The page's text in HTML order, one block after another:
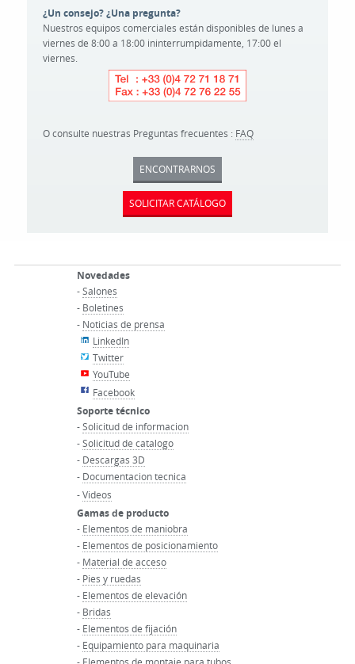
¿Un consejo? ¿Una pregunta?
Nuestros equipos comerciales están disponibles de lunes a
viernes de 8:00 a 18:00 ininterrumpidamente, 17:00 el
viernes.
O consulte nuestras Preguntas frecuentes : FAQ
ENCONTRARNOS
SOLICITAR CATÁLOGO
Novedades
-Salones
- Boletines
- Noticias de prensa
LinkedIn
Twitter
YouTube
Facebook
Soporte técnico
-Solicitud de informacion
-Solicitud de catalogo
- Descargas 3D
- Documentacion tecnica
-Videos
Gamas de producto
- Elementos de maniobra
- Elementos de posicionamiento
- Material de acceso
- Pies y ruedas
- Elementos de elevación
- Bridas
- Elementos de fijación
- Equipamiento para maquinaria